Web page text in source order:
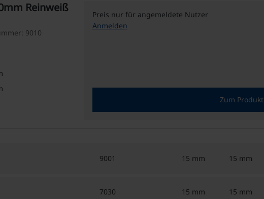
Reinweiß
9010
Preis nur für angemeldete Nutzer
Anmelden
Zum Produkt
9001 15 mm 15 mm
7030 15 mm 15 mm